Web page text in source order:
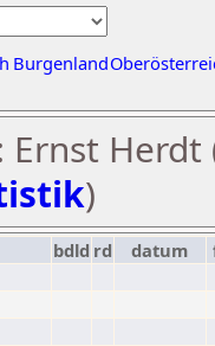
Burgenland
Ernst Herdt
)
bdld rd datum